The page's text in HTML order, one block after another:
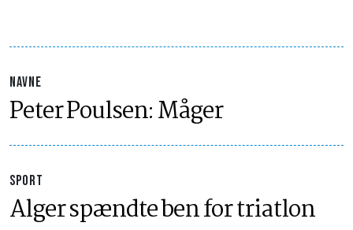
NAVNE
Peter Poulsen: Måger
SPORT
Alger spændte ben for triatlon